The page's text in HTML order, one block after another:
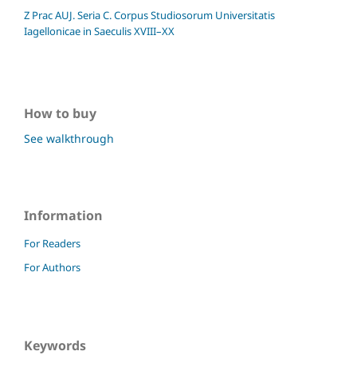
Z Prac AUJ. Seria C. Corpus Studiosorum Universitatis
Iagellonicae in Saeculis XVIII–XX
How to buy
See walkthrough
Information
For Readers
For Authors
Keywords